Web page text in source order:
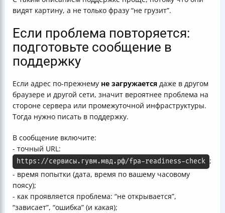
видят картину, а не только фразу “не грузит”.
Если проблема повторяется:
подготовьте сообщение в
поддержку
Если адрес по-прежнему не загружается даже в другом
браузере и другой сети, значит вероятнее проблема на
стороне сервера или промежуточной инфраструктуры.
Тогда нужно писать в поддержку.
В сообщение включите:
- точный URL:
https://сервисы.гувм.мвд.рф/fpa-readiness-check ;
- время попытки (дата, время по вашему часовому
поясу);
- как проявляется проблема: “не открывается”,
“зависает”, “ошибка” (и какая);